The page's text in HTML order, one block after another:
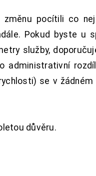
pocítili co
Pokud byste u
služby,
administrativní
se v
důvěru.